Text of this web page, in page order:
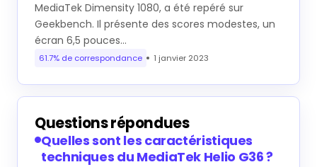
MediaTek Dimensity 1080, a été repéré sur
Geekbench. Il présente des scores modestes, un
écran 6,5 pouces…
61.7% de correspondance 1 janvier 2023
Questions répondues
Quelles sont les caractéristiques
techniques du MediaTek Helio G36 ?